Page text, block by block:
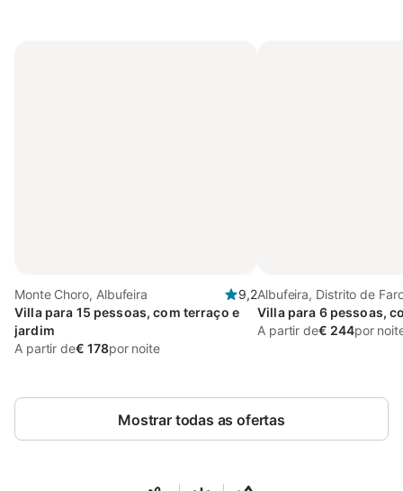
Monte Choro, Albufeira
9,2
Villa para 15 pessoas, com terraço e
jardim
A partir de€ 178por noite
Albufeira, Distrito de
Villa para 6 pessoas,
A partir de€ 244por
Mostrar todas as ofertas